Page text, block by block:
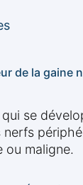
de la gaine
se
nerfs
ou maligne.